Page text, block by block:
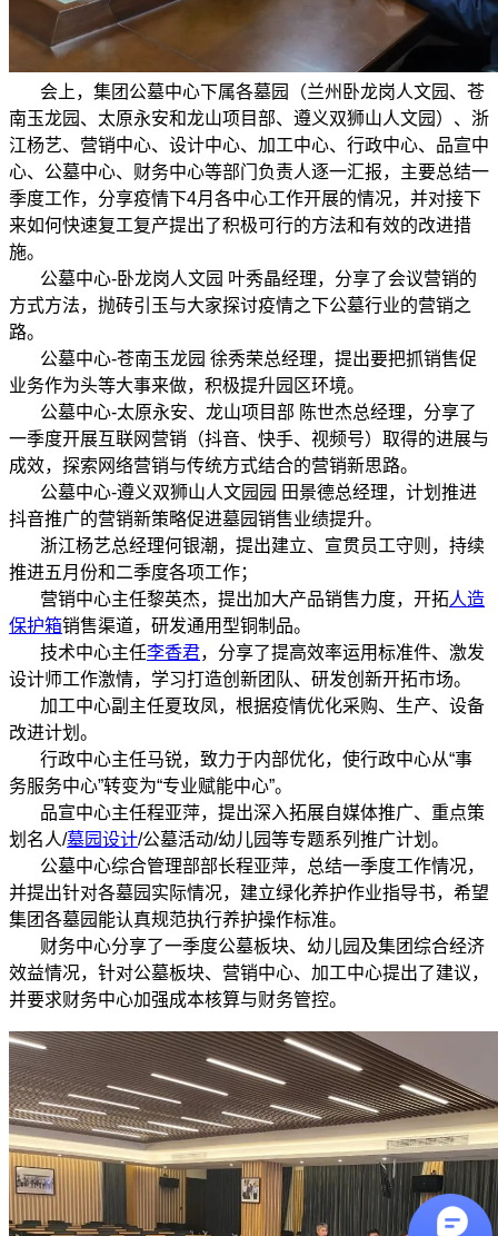
会上，集团公墓中心下属各墓园（兰州卧龙岗人文园、苍
南玉龙园、太原永安和龙山项目部、遵义双狮山人文园）、浙
江杨艺、营销中心、设计中心、加工中心、行政中心、品宣中
心、公墓中心、财务中心等部门负责人逐一汇报，主要总结一
季度工作，分享疫情下4月各中心工作开展的情况，并对接下
来如何快速复工复产提出了积极可行的方法和有效的改进措
施。
公墓中心-卧龙岗人文园 叶秀晶经理，分享了会议营销的
方式方法，抛砖引玉与大家探讨疫情之下公墓行业的营销之
路。
公墓中心-苍南玉龙园 徐秀荣总经理，提出要把抓销售促
业务作为头等大事来做，积极提升园区环境。
公墓中心-太原永安、龙山项目部 陈世杰总经理，分享了
一季度开展互联网营销（抖音、快手、视频号）取得的进展与
成效，探索网络营销与传统方式结合的营销新思路。
公墓中心-遵义双狮山人文园园 田景德总经理，计划推进
抖音推广的营销新策略促进墓园销售业绩提升。
浙江杨艺总经理何银潮，提出建立、宣贯员工守则，持续
推进五月份和二季度各项工作；
营销中心主任黎英杰，提出加大产品销售力度，开拓人造
保护箱销售渠道，研发通用型铜制品。
技术中心主任李香君，分享了提高效率运用标准件、激发
设计师工作激情，学习打造创新团队、研发创新开拓市场。
加工中心副主任夏玫凤，根据疫情优化采购、生产、设备
改进计划。
行政中心主任马锐，致力于内部优化，使行政中心从“事
务服务中心”转变为“专业赋能中心”。
品宣中心主任程亚萍，提出深入拓展自媒体推广、重点策
划名人/墓园设计/公墓活动/幼儿园等专题系列推广计划。
公墓中心综合管理部部长程亚萍，总结一季度工作情况，
并提出针对各墓园实际情况，建立绿化养护作业指导书，希望
集团各墓园能认真规范执行养护操作标准。
财务中心分享了一季度公墓板块、幼儿园及集团综合经济
效益情况，针对公墓板块、营销中心、加工中心提出了建议，
并要求财务中心加强成本核算与财务管控。